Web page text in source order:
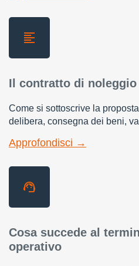
Il contratto di noleggio
Come si sottoscrive la
delibera, consegna dei beni,
Approfondisci →
Cosa succede al
operativo